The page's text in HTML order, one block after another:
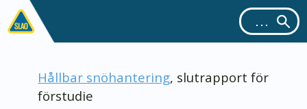
Hållbar snöhantering, slutrapport för
förstudie